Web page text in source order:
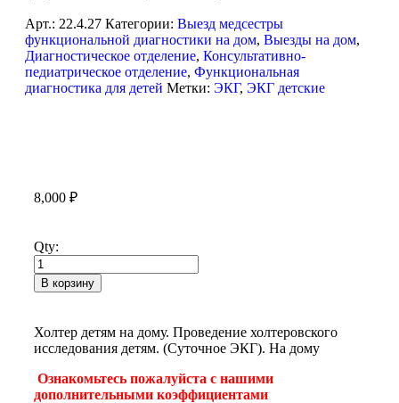
Арт.: 22.4.27 Категории: Выезд медсестры
функциональной диагностики на дом, Выезды на дом,
Диагностическое отделение, Консультативно-
педиатрическое отделение, Функциональная
диагностика для детей Метки: ЭКГ, ЭКГ детские
8,000 ₽
Qty:
В корзину
Холтер детям на дому. Проведение холтеровского
исследования детям. (Суточное ЭКГ). На дому
Ознакомьтесь пожалуйста с нашими
дополнительными коэффициентами